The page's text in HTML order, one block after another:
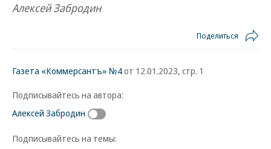
Алексей Забродин
Поделиться
Газета «Коммерсантъ» №4от 12.01.2023, стр. 1
Подписывайтесь на автора:
Алексей Забродин
Подписывайтесь на темы: